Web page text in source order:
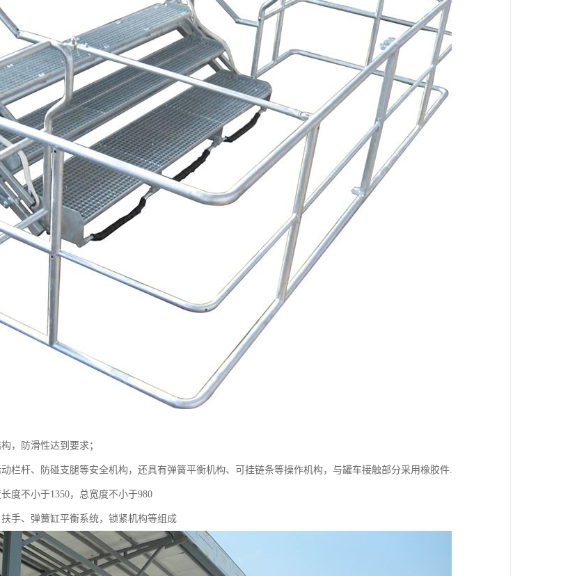
，防滑性达到要求；
栏杆、防碰支腿等安全机构，还具有弹簧平衡机构、可挂链条等操作机构，与罐车接触部分采用橡胶件.
度不小于1350，总宽度不小于980
手、弹簧缸平衡系统，锁紧机构等组成